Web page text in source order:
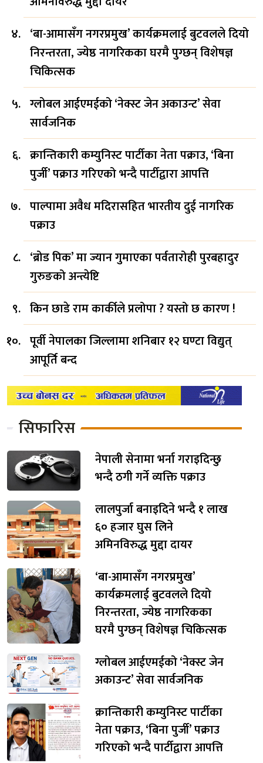
‘बा-आमासँग नगरप्रमुख’ कार्यक्रमलाई बुटवलले दियो
निरन्तरता, ज्येष्ठ नागरिकका घरमै पुग्छन् विशेषज्ञ
चिकित्सक
ग्लोबल आईएमईको ‘नेक्स्ट जेन अकाउन्ट’ सेवा
सार्वजनिक
क्रान्तिकारी कम्युनिस्ट पार्टीका नेता पक्राउ, ‘बिना
पुर्जी’ पक्राउ गरिएको भन्दै पार्टीद्वारा आपत्ति
पाल्पामा अवैध मदिरासहित भारतीय दुई नागरिक
पक्राउ
‘ब्रोड पिक’ मा ज्यान गुमाएका पर्वतारोही पुरबहादुर
गुरुङको अन्त्येष्टि
किन छाडे राम कार्कीले प्रलोपा ? यस्तो छ कारण !
पूर्वी नेपालका जिल्लामा शनिबार १२ घण्टा विद्युत्
आपूर्ति बन्द
सिफारिस
नेपाली सेनामा भर्ना गराइदिन्छु
भन्दै ठगी गर्ने व्यक्ति पक्राउ
लालपुर्जा बनाइदिने भन्दै १ लाख
६० हजार घुस लिने
अमिनविरुद्ध मुद्दा दायर
‘बा-आमासँग नगरप्रमुख’
कार्यक्रमलाई बुटवलले दियो
निरन्तरता, ज्येष्ठ नागरिकका
घरमै पुग्छन् विशेषज्ञ चिकित्सक
ग्लोबल आईएमईको ‘नेक्स्ट जेन
अकाउन्ट’ सेवा सार्वजनिक
क्रान्तिकारी कम्युनिस्ट पार्टीका
नेता पक्राउ, ‘बिना पुर्जी’ पक्राउ
गरिएको भन्दै पार्टीद्वारा आपत्ति